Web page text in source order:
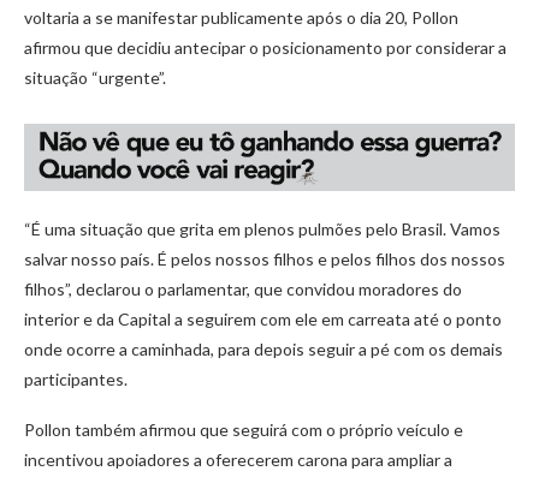
voltaria a se manifestar publicamente após o dia 20, Pollon
afirmou que decidiu antecipar o posicionamento por considerar a
situação “urgente”.
“É uma situação que grita em plenos pulmões pelo Brasil. Vamos
salvar nosso país. É pelos nossos filhos e pelos filhos dos nossos
filhos”, declarou o parlamentar, que convidou moradores do
interior e da Capital a seguirem com ele em carreata até o ponto
onde ocorre a caminhada, para depois seguir a pé com os demais
participantes.
Pollon também afirmou que seguirá com o próprio veículo e
incentivou apoiadores a oferecerem carona para ampliar a